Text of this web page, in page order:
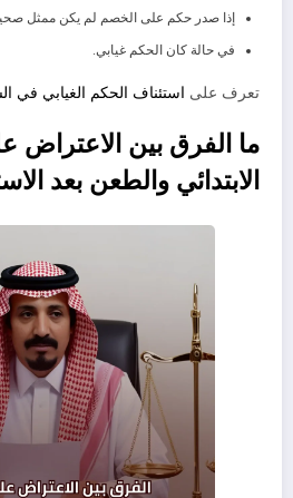
إذا صدر حكم على الخصم لم يكن ممثل
في حالة كان الحكم غيابي.
تعرف على استئناف الحكم الغيابي في
ما الفرق بين الاعتراض
الابتدائي والطعن بعد